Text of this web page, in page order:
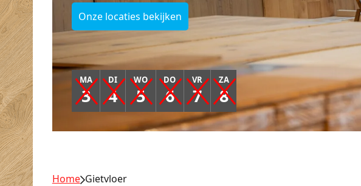
Onze locaties bekijken
MA
3
DI
4
WO
5
DO
6
VR
7
ZA
8
Home Gietvloer